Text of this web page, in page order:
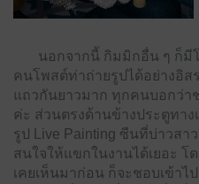
นอกจากนี้ กิมมิกอื่น ๆ ก็มีโ
คนโพสต์ท่าถ่ายรูปได้อย่างอิส
แถวกันยาวมาก ทุกคนบอกว่า
ค่ะ ส่วนตรงด้านข้างประตูทาง
รูป Live Painting ซีนที่บ่าวสา
สนใจให้แขกในงานได้เยอะ
เคยเห็นมาก่อน ก็จะชอบเข้าไ